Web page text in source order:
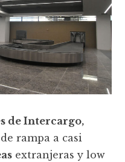
de Intercargo,
de rampa a casi
extranjeras y low